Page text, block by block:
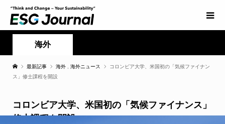
海外
最新記事 海外 海外ニュース
コロンビア大学、米国初の「気候ファイナン
ス」修士課程を開設
コロンビア大学、米国初の「気候ファイナンス」
修士課程を開設